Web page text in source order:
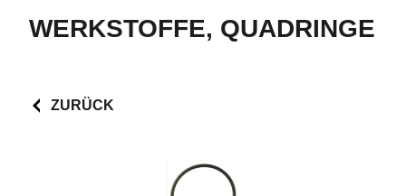
WERKSTOFFE, QUADRINGE
ZURÜCK